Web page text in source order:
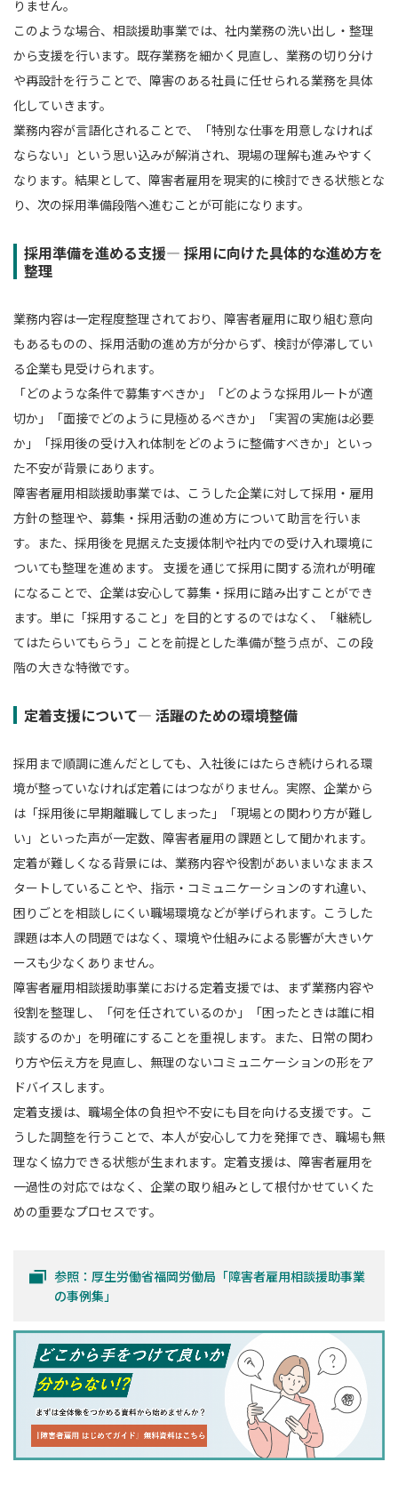
りません。
このような場合、相談援助事業では、社内業務の洗い出し・整理
から支援を行います。既存業務を細かく見直し、業務の切り分け
や再設計を行うことで、障害のある社員に任せられる業務を具体
化していきます。
業務内容が言語化されることで、「特別な仕事を用意しなければ
ならない」という思い込みが解消され、現場の理解も進みやすく
なります。結果として、障害者雇用を現実的に検討できる状態とな
り、次の採用準備段階へ進むことが可能になります。
採用準備を進める支援― 採用に向けた具体的な進め方を
整理
業務内容は一定程度整理されており、障害者雇用に取り組む意向
もあるものの、採用活動の進め方が分からず、検討が停滞してい
る企業も見受けられます。
「どのような条件で募集すべきか」「どのような採用ルートが適
切か」「面接でどのように見極めるべきか」「実習の実施は必要
か」「採用後の受け入れ体制をどのように整備すべきか」といっ
た不安が背景にあります。
障害者雇用相談援助事業では、こうした企業に対して採用・雇用
方針の整理や、募集・採用活動の進め方について助言を行いま
す。また、採用後を見据えた支援体制や社内での受け入れ環境に
ついても整理を進めます。 支援を通じて採用に関する流れが明確
になることで、企業は安心して募集・採用に踏み出すことができ
ます。単に「採用すること」を目的とするのではなく、「継続し
てはたらいてもらう」ことを前提とした準備が整う点が、この段
階の大きな特徴です。
定着支援について― 活躍のための環境整備
採用まで順調に進んだとしても、入社後にはたらき続けられる環
境が整っていなければ定着にはつながりません。実際、企業から
は「採用後に早期離職してしまった」「現場との関わり方が難し
い」といった声が一定数、障害者雇用の課題として聞かれます。
定着が難しくなる背景には、業務内容や役割があいまいなままス
タートしていることや、指示・コミュニケーションのすれ違い、
困りごとを相談しにくい職場環境などが挙げられます。こうした
課題は本人の問題ではなく、環境や仕組みによる影響が大きいケ
ースも少なくありません。
障害者雇用相談援助事業における定着支援では、まず業務内容や
役割を整理し、「何を任されているのか」「困ったときは誰に相
談するのか」を明確にすることを重視します。また、日常の関わ
り方や伝え方を見直し、無理のないコミュニケーションの形をア
ドバイスします。
定着支援は、職場全体の負担や不安にも目を向ける支援です。こ
うした調整を行うことで、本人が安心して力を発揮でき、職場も無
理なく協力できる状態が生まれます。定着支援は、障害者雇用を
一過性の対応ではなく、企業の取り組みとして根付かせていくた
めの重要なプロセスです。
参照：厚生労働省福岡労働局「障害者雇用相談援助事業
の事例集」